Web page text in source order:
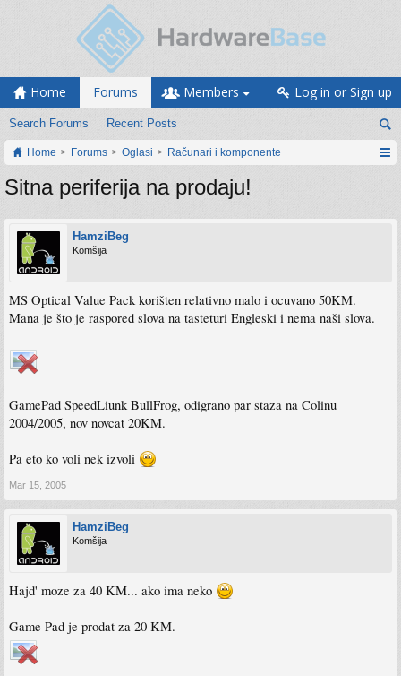
Home Forums
Search Forums Recent Posts
Members Log in or Sign up
Home Forums Oglasi Računari i komponente
Sitna periferija na prodaju!
HamziBeg
Komšija
MS Optical Value Pack korišten relativno malo i ocuvano 50KM.
Mana je što je raspored slova na tasteturi Engleski i nema naši slova.
GamePad SpeedLiunk BullFrog, odigrano par staza na Colinu
2004/2005, nov novcat 20KM.
Pa eto ko voli nek izvoli
Mar 15, 2005
HamziBeg
Komšija
Hajd' moze za 40 KM... ako ima neko
Game Pad je prodat za 20 KM.